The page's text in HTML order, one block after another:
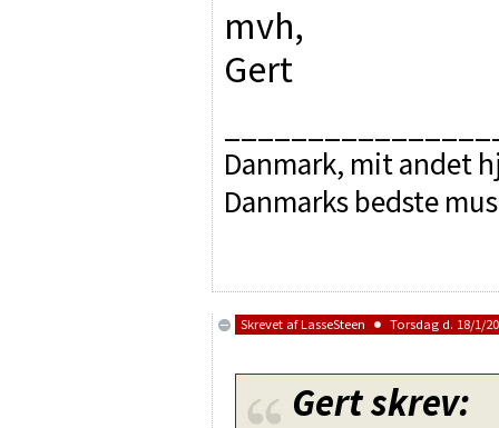
mvh,
Gert
Danmark, mit andet
Danmarks bedste
Skrevet afLasseSteen Torsdag d. 18/1/
Gertskrev: